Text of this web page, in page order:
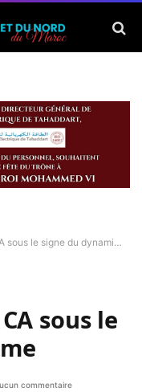
le signe du dynamisme
sous le
commentaire